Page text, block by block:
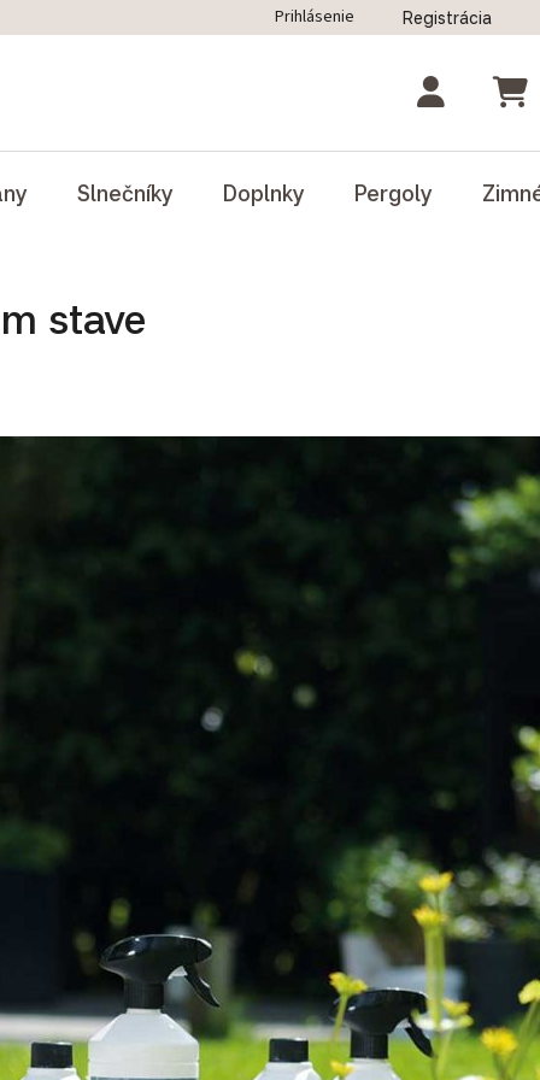
Odstúpenie od zmluvy
Prihlásenie Registrácia
Slnečníky Doplnky Pergoly
stave